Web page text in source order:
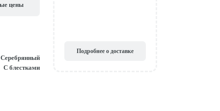
цены
Серебрянный
С блестками
Подробнее о доставке